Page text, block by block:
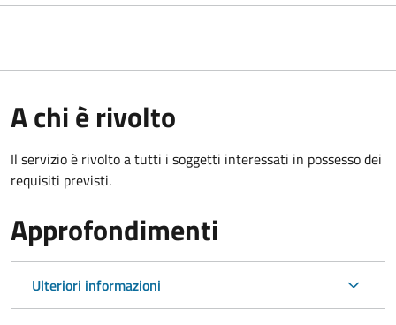
A chi è rivolto
Il servizio è rivolto a tutti i soggetti interessati in possesso dei
requisiti previsti.
Approfondimenti
Ulteriori informazioni